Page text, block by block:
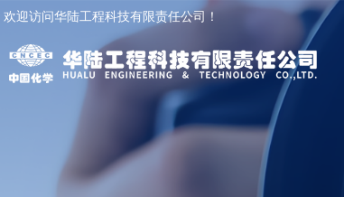
欢迎访问华陆工程科技有限责任公司！